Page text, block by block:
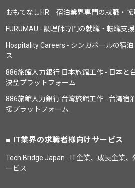
おもてなしHR 宿泊業界専門の就職・転
FURUMAU - 調理師専門の就職・転職支
Hospitality Careers - シンガポールの宿
ス
886旅館人力銀行 日本旅館工作 - 日本と
決型プラットフォーム
886旅館人力銀行 台湾旅館工作 - 台湾宿
援プラットフォーム
IT業界の求職者様向けサービス
Tech Bridge Japan - IT企業、成長企業
ービス